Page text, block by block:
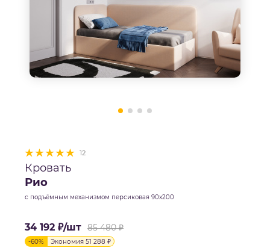
12
Кровать
Рио
с подъёмным механизмом персиковая 90х200
34 192 ₽/шт 85 480₽
-60% Экономия 51 288 ₽